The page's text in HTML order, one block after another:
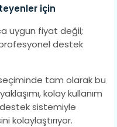
için
uygun fiyat değil;
destek
tam olarak bu
kolay kullanım
destek sistemiyle
kolaylaştırıyor.